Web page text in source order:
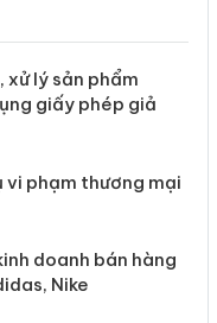
xử lý sản phẩm
giấy phép giả
vi phạm thương